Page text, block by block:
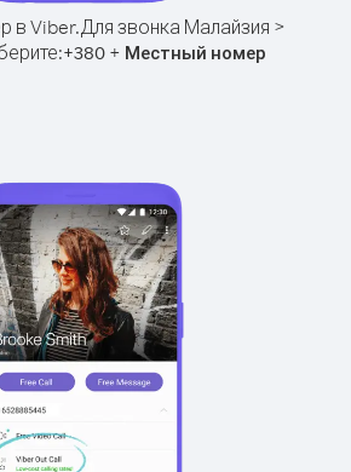
в Viber.Для звонка Малайзия >
+380+ Местный номер